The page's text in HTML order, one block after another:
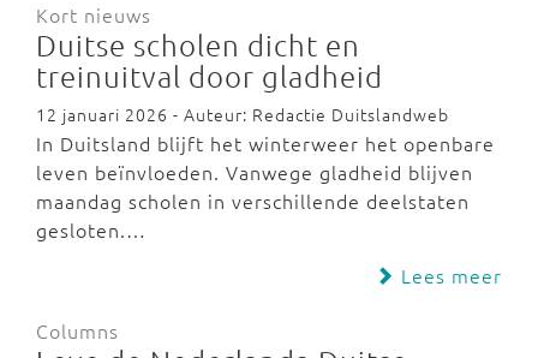
Kort nieuws
Duitse scholen dicht en
treinuitval door gladheid
12 januari 2026 - Auteur: Redactie Duitslandweb
In Duitsland blijft het winterweer het openbare
leven beïnvloeden. Vanwege gladheid blijven
maandag scholen in verschillende deelstaten
gesloten.…
Lees meer
Columns